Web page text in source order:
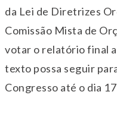
da Lei de Diretrizes
Comissão Mista de
votar o relatório final
texto possa seguir
Congresso até o dia